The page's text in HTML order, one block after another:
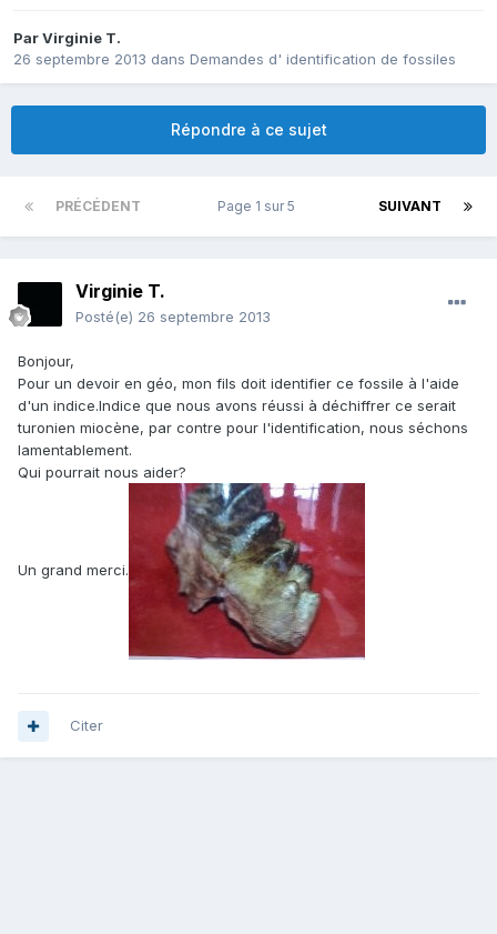
ParVirginie T.
26 septembre 2013 dans Demandes d' identification de fossiles
Répondre à ce sujet
PRÉCÉDENT SUIVANT
Page 1 sur 5
Virginie T.
Posté(e) 26 septembre 2013
Bonjour,
Pour un devoir en géo, mon fils doit identifier ce fossile à l'aide
d'un indice.Indice que nous avons réussi à déchiffrer ce serait
turonien miocène, par contre pour l'identification, nous séchons
lamentablement.
Qui pourrait nous aider?
Un grand merci.
Citer